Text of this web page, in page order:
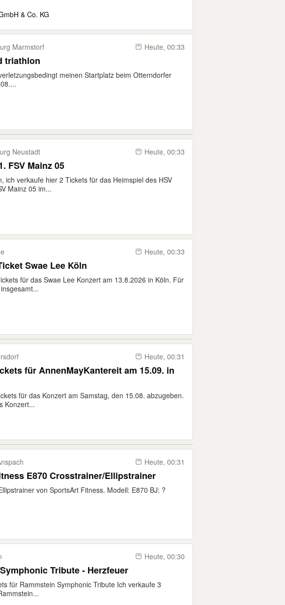
& Co. KG
Marmstorf Heute, 00:33
triathlon
meinen Startplatz beim Otterndorfer
Neustadt Heute, 00:33
FSV Mainz 05
ich verkaufe hier 2 Tickets für das Heimspiel des HSV
Mainz 05 im...
Heute, 00:33
Swae Lee Köln
für das Swae Lee Konzert am 13.8.2026 in Köln. Für
Heute, 00:31
für AnnenMayKantereit am 15.09. in
für das Konzert am Samstag, den 15.08. abzugeben.
Konzert...
Heute, 00:31
E870 Crosstrainer/Ellipstrainer
von SportsArt Fitness. Modell: E870 BJ: ?
Heute, 00:30
Tribute - Herzfeuer
für Rammstein Symphonic Tribute Ich verkaufe 3